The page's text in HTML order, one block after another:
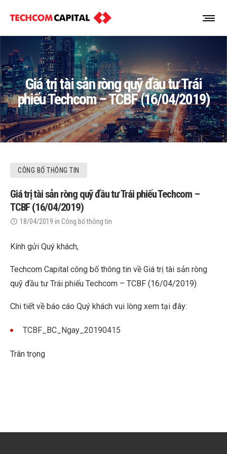
Giá trị tài sản ròng quỹ đầu tư Trái
phiếu Techcom – TCBF (16/04/2019)
CÔNG BỐ THÔNG TIN
Giá trị tài sản ròng quỹ đầu tư Trái phiếu Techcom –
TCBF (16/04/2019)
18/04/2019 in Công bố thông tin
Kính gửi Quý khách,
Techcom Capital công bố thông tin về Giá trị tài sản ròng
quỹ đầu tư Trái phiếu Techcom – TCBF (16/04/2019)
Chi tiết về báo cáo Quý khách vui lòng xem tại đây:
TCBF_BC_Ngay_20190415
Trân trọng